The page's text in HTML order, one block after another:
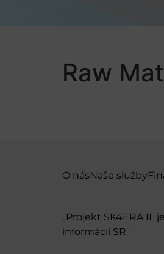
Raw
O násNaše služby
„Projekt SK4ERA II
informácií SR“